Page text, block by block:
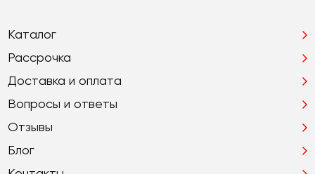
Каталог
Рассрочка
Доставка и оплата
Вопросы и ответы
Отзывы
Блог